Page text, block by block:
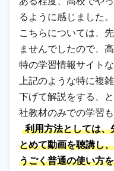
るように感じました。
こちらについては、
ませんでしたので、
特の学習情報サイト
上記のような特に複
下げて解説をする、
社教材のみでの学習
利用方法としては、
とめて動画を聴講し
うごく普通の使い方